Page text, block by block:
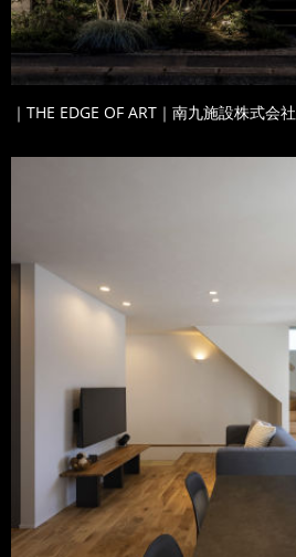
｜THE EDGE OF ART｜南九施設株式会社